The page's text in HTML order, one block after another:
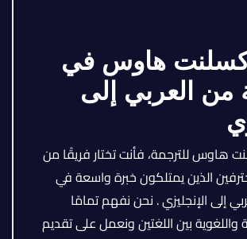
هاوس في
من العربي إلى
هاوس للترجمة، فأنت تختار فريقًا من
الذين يمتلكون خبرة واسعة في
إلى الإنجليزي . نحن نفهم تمامًا
واللغوية بين اللغتين ونعمل على تقديم